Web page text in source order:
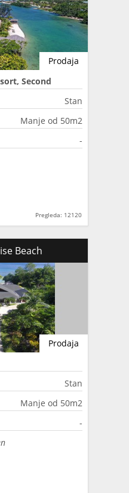
Prodaja
Second
Stan
Manje od 50m2
-
Pregleda: 12120
Beach
Prodaja
Stan
Manje od 50m2
-